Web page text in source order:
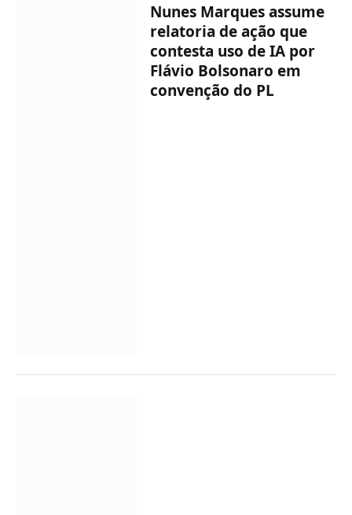
Nunes Marques assume
relatoria de ação que
contesta uso de IA por
Flávio Bolsonaro em
convenção do PL